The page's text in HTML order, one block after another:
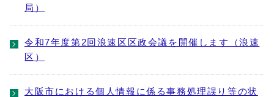
局）
令和7年度第2回浪速区区政会議を開催します（浪速
区）
大阪市における個人情報に係る事務処理誤り等の状